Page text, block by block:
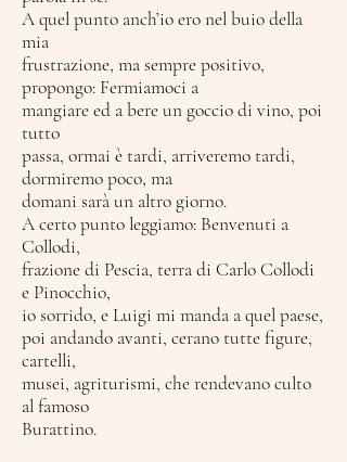
A quel punto anch’io ero nel buio della
mia
frustrazione, ma sempre positivo,
propongo: Fermiamoci a
mangiare ed a bere un goccio di vino, poi
tutto
passa, ormai è tardi, arriveremo tardi,
dormiremo poco, ma
domani sarà un altro giorno.
A certo punto leggiamo: Benvenuti a
Collodi,
frazione di Pescia, terra di Carlo Collodi
e Pinocchio,
io sorrido, e Luigi mi manda a quel paese,
poi andando avanti, cerano tutte figure,
cartelli,
musei, agriturismi, che rendevano culto
al famoso
Burattino.